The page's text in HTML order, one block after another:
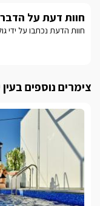
סוויטת "Real"
חוות דעת על
חוות הדעת נכתבו על ידי
צימרים נוספים